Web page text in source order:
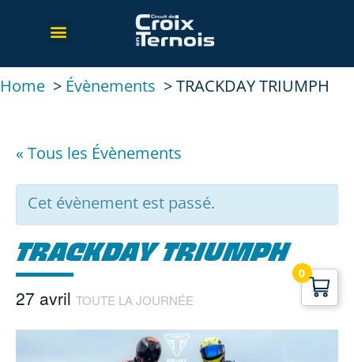
Home Évènements TRACKDAY TRIUMPH
« Tous les Évènements
Cet évènement est passé.
TRACKDAY TRIUMPH
27 avril TOUTE LA JOURNÉE
0